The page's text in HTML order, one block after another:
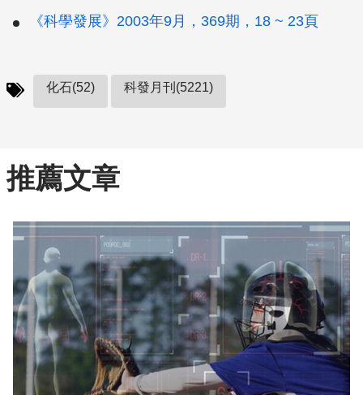
《科學發展》2003年9月，369期，18 ~ 23頁
化石(52) 科發月刊(5221)
推薦文章